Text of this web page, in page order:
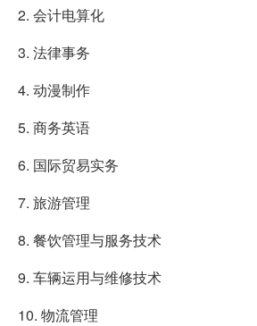
2. 会计电算化
3. 法律事务
4. 动漫制作
5. 商务英语
6. 国际贸易实务
7. 旅游管理
8. 餐饮管理与服务技术
9. 车辆运用与维修技术
10. 物流管理